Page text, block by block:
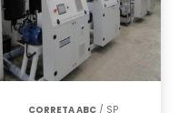
CORRETA ABC/ SP